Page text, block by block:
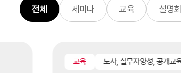
전체 세미나 교육 설명회
교육 노사, 실무자양성, 공개교육